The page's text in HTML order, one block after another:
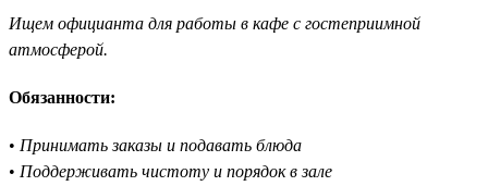
Ищем официанта для работы в кафе с гостеприимной
атмосферой.
Обязанности:
• Принимать заказы и подавать блюда
• Поддерживать чистоту и порядок в зале